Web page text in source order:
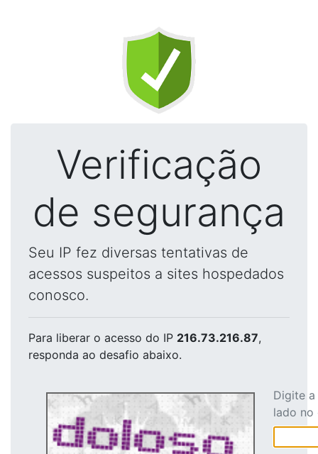
Verificação
de segurança
Seu IP fez diversas tentativas de
acessos suspeitos a sites hospedados
conosco.
Para liberar o acesso do IP 216.73.216.87,
responda ao desafio abaixo.
Digite
lado no